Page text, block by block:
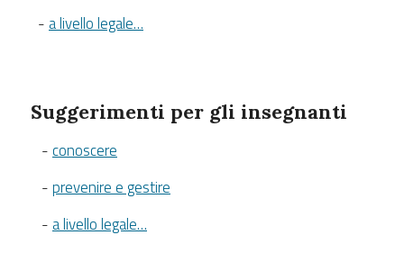
-a livello legale…
Suggerimenti per gli insegnanti
-conoscere
-prevenire e gestire
-a livello legale…